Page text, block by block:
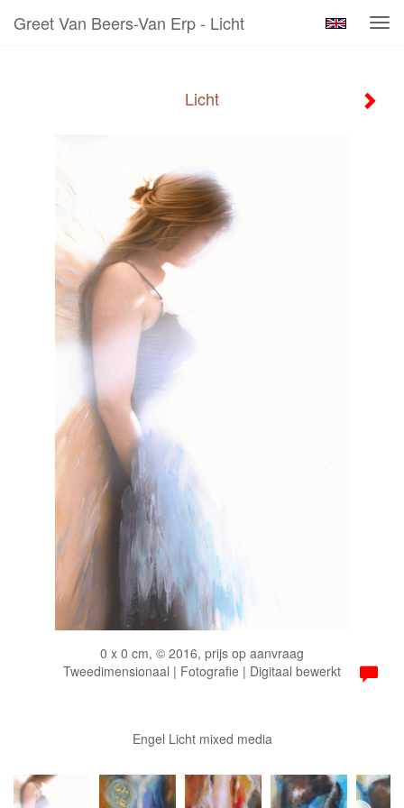
Greet Van Beers-Van Erp - Licht
Licht
0 x 0 cm, © 2016, prijs op aanvraag
Tweedimensionaal | Fotografie | Digitaal bewerkt
Engel Licht mixed media